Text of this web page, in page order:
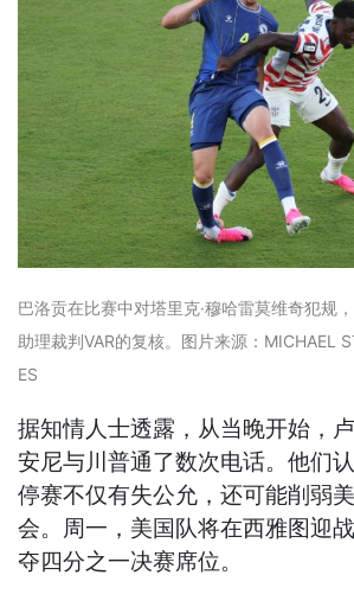
巴洛贡在比赛中对塔里克·穆哈雷莫维奇犯规
助理裁判VAR的复核。图片来源：MICHAEL
ES
据知情人士透露，从当晚开始，
安尼与川普通了数次电话。他们
停赛不仅有失公允，还可能削弱
会。周一，美国队将在西雅图迎
夺四分之一决赛席位。